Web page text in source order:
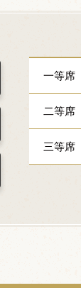
一等席
二等席
三等席